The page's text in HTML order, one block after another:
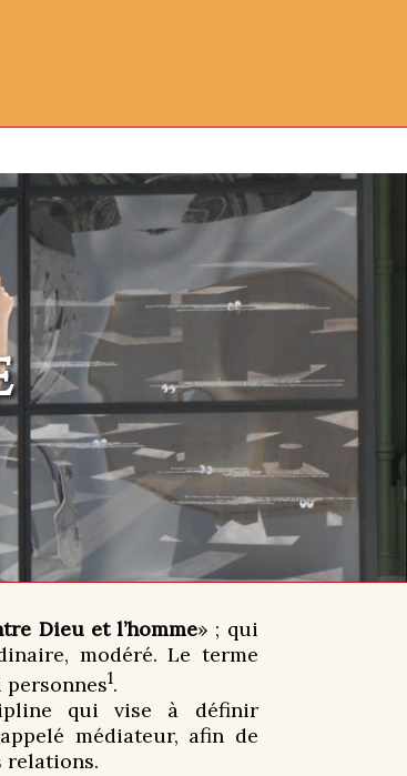
Dieu et l’homme» ; qui
modéré. Le terme
1.
qui vise à définir
médiateur, afin de